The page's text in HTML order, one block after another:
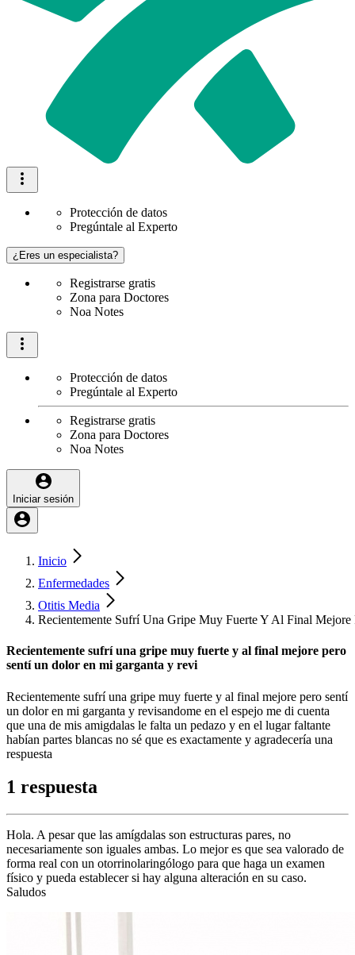
Protección de datos
Pregúntale al Experto
¿Eres un especialista?
Registrarse gratis
Zona para Doctores
Noa Notes
Protección de datos
Pregúntale al Experto
Registrarse gratis
Zona para Doctores
Noa Notes
Iniciar sesión
Inicio
Enfermedades
Otitis Media
Recientemente Sufrí Una Gripe Muy Fuerte Y Al Final
Recientemente sufrí una gripe muy fuerte y al final mejore pero
sentí un dolor en mi garganta y revi
Recientemente sufrí una gripe muy fuerte y al final mejore pero sentí
un dolor en mi garganta y revisandome en el espejo me di cuenta
que una de mis amigdalas le falta un pedazo y en el lugar faltante
habían partes blancas no sé que es exactamente y agradecería una
respuesta
1 respuesta
Hola. A pesar que las amígdalas son estructuras pares, no
necesariamente son iguales ambas. Lo mejor es que sea valorado de
forma real con un otorrinolaringólogo para que haga un examen
físico y pueda establecer si hay alguna alteración en su caso.
Saludos